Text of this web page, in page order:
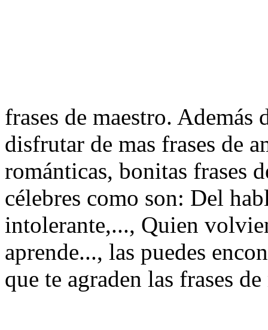
frases de maestro. Además
disfrutar de mas frases de
románticas, bonitas frases
célebres como son: Del
intolerante,..., Quien
aprende..., las puedes
que te agraden las frases